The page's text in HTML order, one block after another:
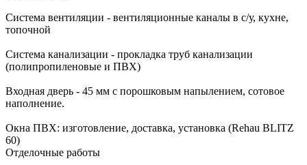
Система вентиляции - вентиляционные каналы в с/у, кухне,
топочной
Система канализации - прокладка труб канализации
(полипропиленовые и ПВХ)
Входная дверь - 45 мм с порошковым напылением, сотовое
наполнение.
Окна ПВХ: изготовление, доставка, установка (Rehau BLITZ
60)
Отделочные работы